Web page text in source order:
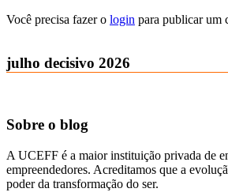
Você precisa fazer o login para publicar um
julho decisivo 2026
Sobre o blog
A UCEFF é a maior instituição privada de
empreendedores. Acreditamos que a
poder da transformação do ser.